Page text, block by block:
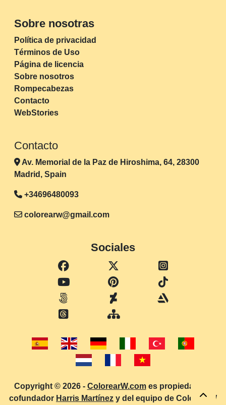
Sobre nosotras
Política de privacidad
Términos de Uso
Página de licencia
Sobre nosotros
Rompecabezas
Contacto
WebStories
Contacto
Av. Memorial de la Paz de Hiroshima, 64, 28300
Madrid, Spain
+34696480093
colorearw@gmail.com
Sociales
Copyright © 2026 - ColorearW.comes propiedad del
cofundador Harris Martínez y del equipo de ColorearW